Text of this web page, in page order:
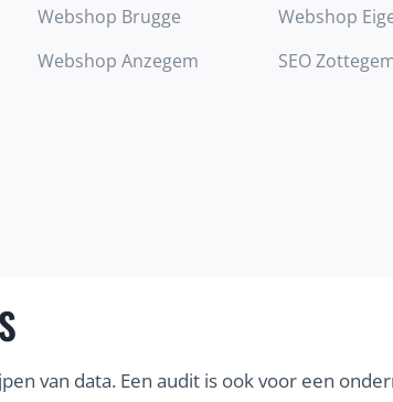
Webshop Brugge
Webshop
Webshop Anzegem SEO
van data. Een audit is ook voor een